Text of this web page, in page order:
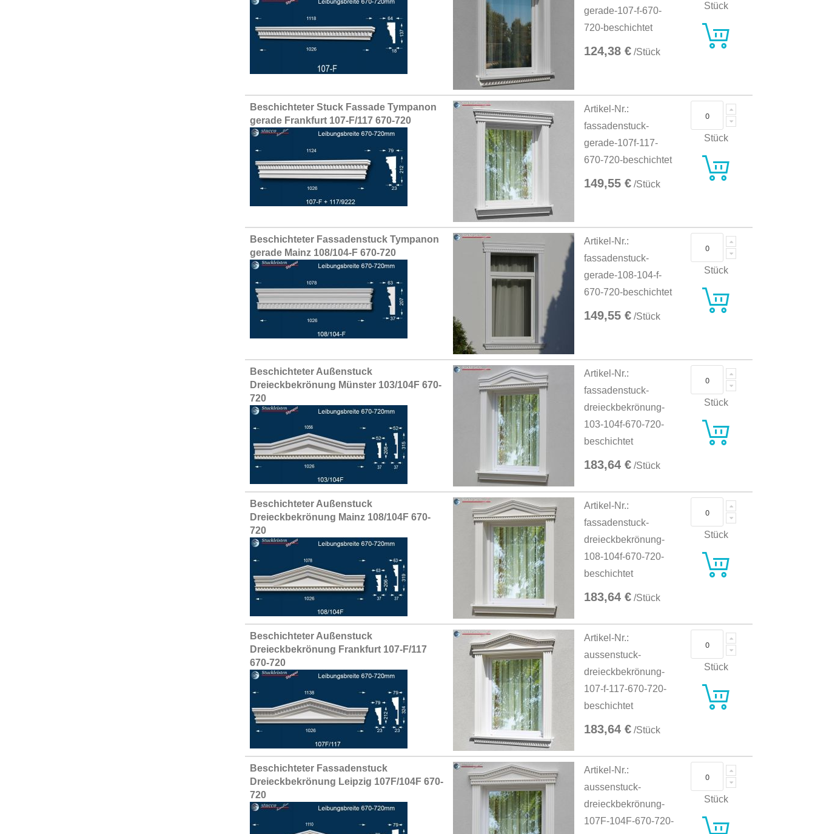
gerade-107-f-670-
720-beschichtet
124,38 € /Stück
Stück
Beschichteter Stuck Fassade Tympanon
gerade Frankfurt 107-F/117 670-720
Artikel-Nr.:
fassadenstuck-
gerade-107f-117-
670-720-beschichtet
149,55 € /Stück
Stück
Beschichteter Fassadenstuck Tympanon
gerade Mainz 108/104-F 670-720
Artikel-Nr.:
fassadenstuck-
gerade-108-104-f-
670-720-beschichtet
149,55 € /Stück
Stück
Beschichteter Außenstuck
Dreieckbekrönung Münster 103/104F 670-
720
Artikel-Nr.:
fassadenstuck-
dreieckbekrönung-
103-104f-670-720-
beschichtet
183,64 € /Stück
Stück
Beschichteter Außenstuck
Dreieckbekrönung Mainz 108/104F 670-
720
Artikel-Nr.:
fassadenstuck-
dreieckbekrönung-
108-104f-670-720-
beschichtet
183,64 € /Stück
Stück
Beschichteter Außenstuck
Dreieckbekrönung Frankfurt 107-F/117
670-720
Artikel-Nr.:
aussenstuck-
dreieckbekrönung-
107-f-117-670-720-
beschichtet
183,64 € /Stück
Stück
Beschichteter Fassadenstuck
Dreieckbekrönung Leipzig 107F/104F 670-
720
Artikel-Nr.:
aussenstuck-
dreieckbekrönung-
107F-104F-670-720-
Stück